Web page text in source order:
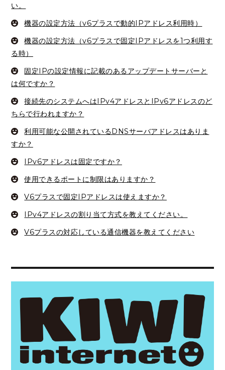
い。
機器の設定方法（v6プラスで動的IPアドレス利用時）
機器の設定方法（v6プラスで固定IPアドレスを1つ利用す
る時）
固定IPの設定情報に記載のあるアップデートサーバーと
は何ですか？
接続先のシステムへはIPv4アドレスとIPv6アドレスのど
ちらで行われますか？
利用可能な公開されているDNSサーバアドレスはありま
すか？
IPv6アドレスは固定ですか？
使用できるポートに制限はありますか？
V6プラスで固定IPアドレスは使えますか？
IPv4アドレスの割り当て方式を教えてください。
V6プラスの対応している通信機器を教えてください